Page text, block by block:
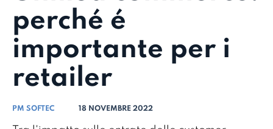
perché é
importante per i
retailer
PM SOFTEC 18 NOVEMBRE 2022